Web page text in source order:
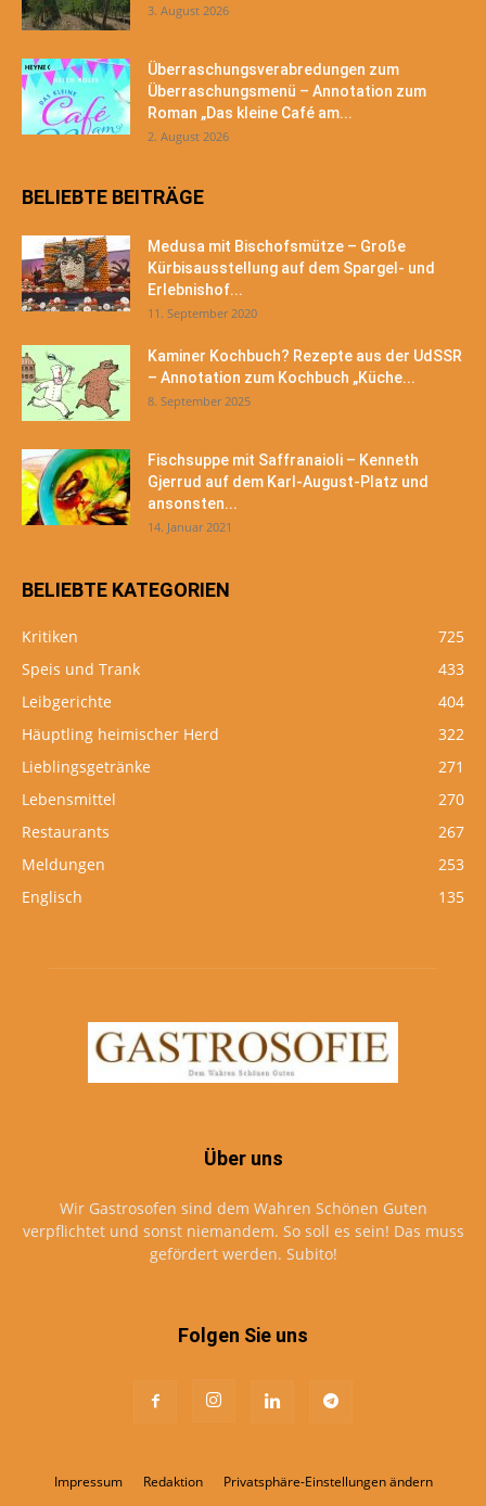
3. August 2026
Überraschungsverabredungen zum
Überraschungsmenü – Annotation zum
Roman „Das kleine Café am...
2. August 2026
BELIEBTE BEITRÄGE
Medusa mit Bischofsmütze – Große
Kürbisausstellung auf dem Spargel- und
Erlebnishof...
11. September 2020
Kaminer Kochbuch? Rezepte aus der UdSSR
– Annotation zum Kochbuch „Küche...
8. September 2025
Fischsuppe mit Saffranaioli – Kenneth
Gjerrud auf dem Karl-August-Platz und
ansonsten...
14. Januar 2021
BELIEBTE KATEGORIEN
Kritiken
725
Speis und Trank
433
Leibgerichte
404
Häuptling heimischer Herd
322
Lieblingsgetränke
271
Lebensmittel
270
Restaurants
267
Meldungen
253
Englisch
135
Über uns
Wir Gastrosofen sind dem Wahren Schönen Guten
verpflichtet und sonst niemandem. So soll es sein! Das muss
gefördert werden. Subito!
Folgen Sie uns
Impressum Redaktion Privatsphäre-Einstellungen ändern